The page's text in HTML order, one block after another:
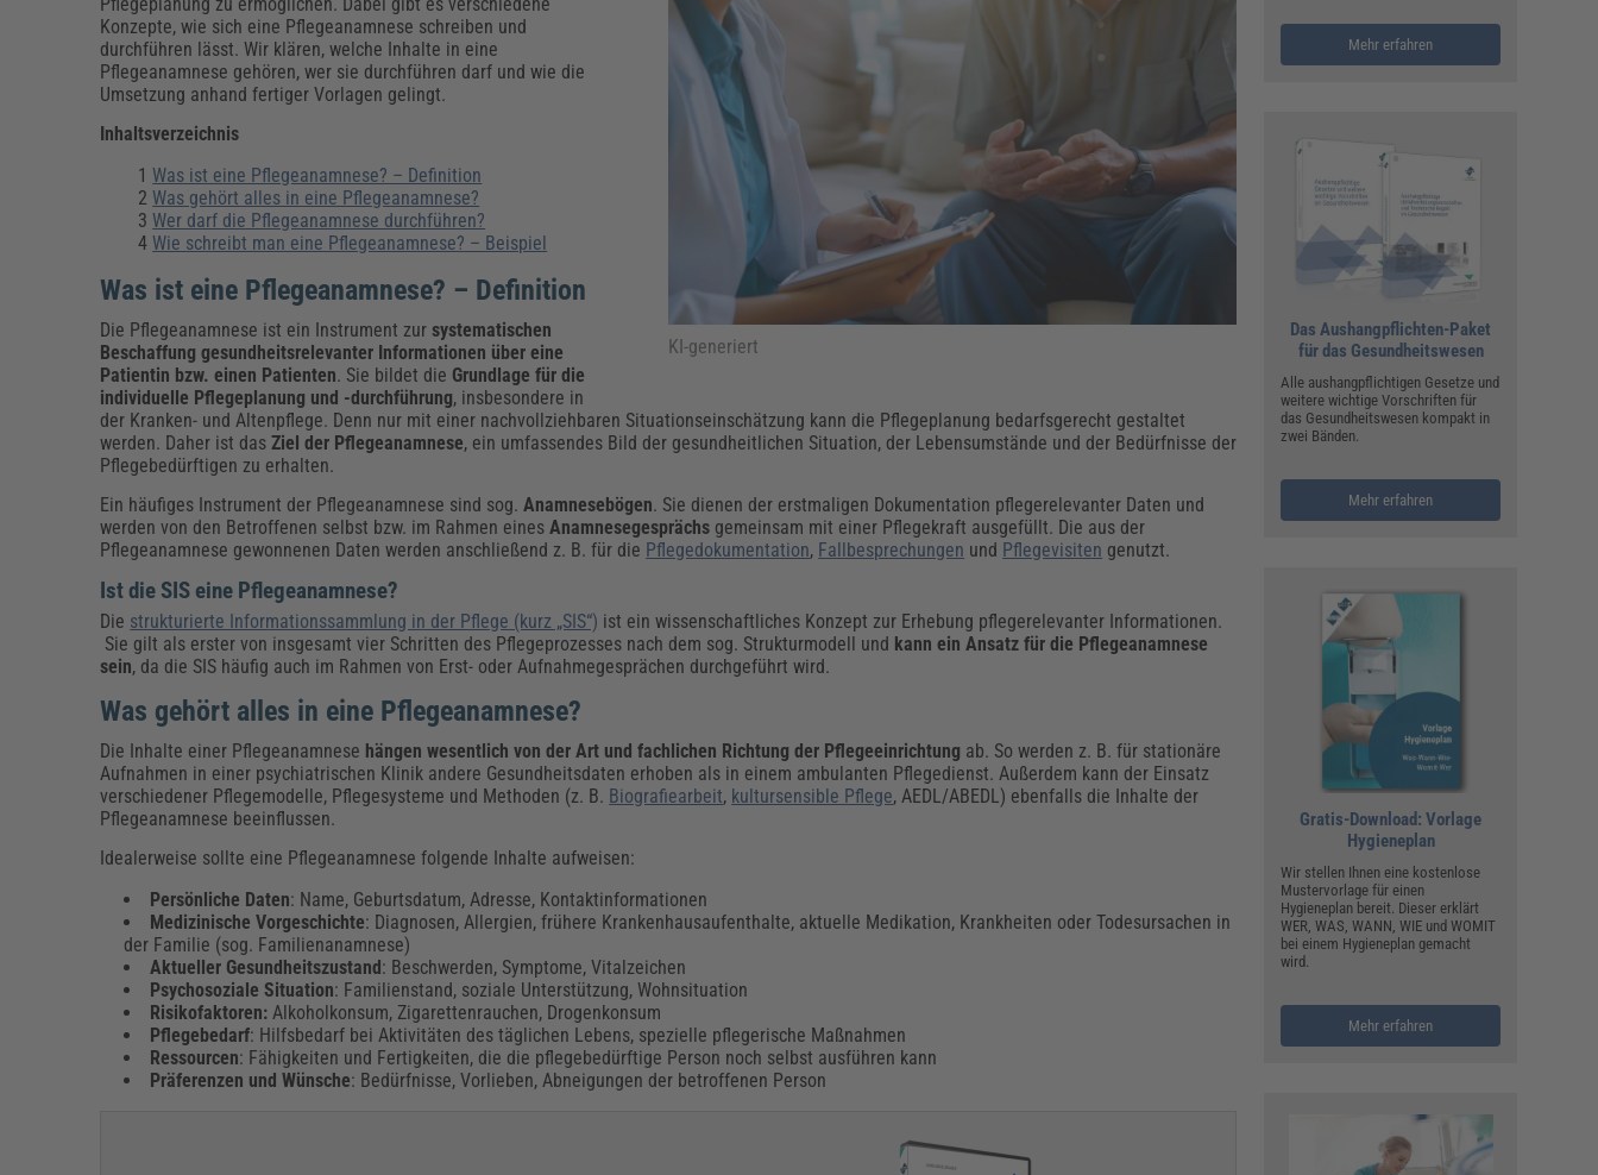
Energie & Umwelt
Führung & Management
Gesundheit & Pflege
Kommunales
Fachpublikationen & Arbeitshilfen
Grünflächen
Recht, Sicherheit & Ordnung
Vergaberecht
Verkehrsrecht
Weiterbildungen (AKADEMIE HERKERT)
Künstliche Intelligenz
Weiterbildungen (AKADEMIE HERKERT)
Weiterbildungen (AKADEMIE HERKERT)
Reisekosten & Finanzen
Fachpublikationen & Arbeitshilfen
Zollabwicklung & Exportabwicklung Weiterbildungen (AKADEMIE HERKERT)
KI-generiert
Konzepte, wie sich eine Pflegeanamnese schreiben und
durchführen lässt. Wir klären, welche Inhalte in eine
Pflegeanamnese gehören, wer sie durchführen darf und wie die
Umsetzung anhand fertiger Vorlagen gelingt.
Inhaltsverzeichnis
Was ist eine Pflegeanamnese? – Definition
Was gehört alles in eine Pflegeanamnese?
Wer darf die Pflegeanamnese durchführen?
Wie schreibt man eine Pflegeanamnese? – Beispiel
Was ist eine Pflegeanamnese? – Definition
Die Pflegeanamnese ist ein Instrument zursystematischen
Beschaffung gesundheitsrelevanter Informationen über eine
Patientin bzw. einen Patienten. Sie bildet die Grundlage für die
individuelle Pflegeplanung und -durchführung, insbesondere in
der Kranken- und Altenpflege. Denn nur mit einer nachvollziehbaren Situationseinschätzung kann die Pflegeplanung bedarfsgerecht gestaltet
werden. Daher ist das Ziel der Pflegeanamnese, ein umfassendes Bild der gesundheitlichen Situation, der Lebensumstände und der Bedürfnisse der
Pflegebedürftigen zu erhalten.
Ein häufiges Instrument der Pflegeanamnese sind sog.Anamnesebögen. Sie dienen der erstmaligen Dokumentation pflegerelevanter Daten und
werden von den Betroffenen selbst bzw. im Rahmen einesAnamnesegesprächs gemeinsam mit einer Pflegekraft ausgefüllt. Die aus der
Pflegeanamnese gewonnenen Daten werden anschließend z. B. für die Pflegedokumentation, Fallbesprechungen und Pflegevisiten genutzt.
Ist die SIS eine Pflegeanamnese?
Die strukturierte Informationssammlung in der Pflege (kurz „SIS“) ist ein wissenschaftliches Konzept zur Erhebung pflegerelevanter Informationen.
Sie gilt als erster von insgesamt vier Schritten des Pflegeprozesses nach dem sog. Strukturmodell und kann ein Ansatz für die Pflegeanamnese
sein, da die SIS häufig auch im Rahmen von Erst- oder Aufnahmegesprächen durchgeführt wird.
Was gehört alles in eine Pflegeanamnese?
Die Inhalte einer Pflegeanamnese hängen wesentlich von der Art und fachlichen Richtung der Pflegeeinrichtung ab. So werden z. B. für stationäre
Aufnahmen in einer psychiatrischen Klinik andere Gesundheitsdaten erhoben als in einem ambulanten Pflegedienst. Außerdem kann der Einsatz
verschiedener Pflegemodelle, Pflegesysteme und Methoden (z. B. Biografiearbeit, kultursensible Pflege, AEDL/ABEDL) ebenfalls die Inhalte der
Pflegeanamnese beeinflussen.
Idealerweise sollte eine Pflegeanamnese folgende Inhalte aufweisen:
Persönliche Daten: Name, Geburtsdatum, Adresse, Kontaktinformationen
Medizinische Vorgeschichte: Diagnosen, Allergien, frühere Krankenhausaufenthalte, aktuelle Medikation, Krankheiten oder Todesursachen in
der Familie (sog. Familienanamnese)
Aktueller Gesundheitszustand: Beschwerden, Symptome, Vitalzeichen
Psychosoziale Situation: Familienstand, soziale Unterstützung, Wohnsituation
Risikofaktoren: Alkoholkonsum, Zigarettenrauchen, Drogenkonsum
Pflegebedarf: Hilfsbedarf bei Aktivitäten des täglichen Lebens, spezielle pflegerische Maßnahmen
Ressourcen: Fähigkeiten und Fertigkeiten, die die pflegebedürftige Person noch selbst ausführen kann
Präferenzen und Wünsche: Bedürfnisse, Vorlieben, Abneigungen der betroffenen Person
Mehr erfahren
Das Aushangpflichten-Paket
für das Gesundheitswesen
Alle aushangpflichtigen Gesetze und
weitere wichtige Vorschriften für
das Gesundheitswesen kompakt in
zwei Bänden.
Mehr erfahren
Gratis-Download: Vorlage
Hygieneplan
Wir stellen Ihnen eine kostenlose
Mustervorlage für einen
Hygieneplan bereit. Dieser erklärt
WER, WAS, WANN, WIE und WOMIT
bei einem Hygieneplan gemacht
wird.
Mehr erfahren